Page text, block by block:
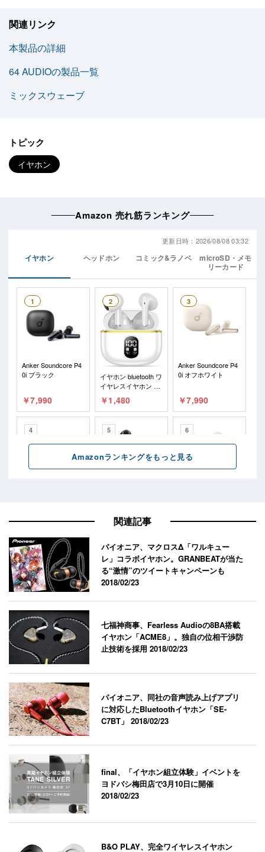
関連リンク
本製品の詳細
64 AUDIOの製品一覧
ミックスウェーブ
トピック
イヤホン
関連記事
パイオニア、マクロスΔ「ワルキュー
レ」コラボイヤホン。GRANBEATが当た
る“激情”のツイートキャンペーンも
2018/02/23
七福神商事、Fearless Audioの8BA搭載
イヤホン「ACME8」。独自の位相干渉防
止技術を採用2018/02/23
パイオニア、同社の音声読み上げアプリ
に対応したBluetoothイヤホン「SE-
C7BT」2018/02/23
final、「イヤホン組立体験」イベントを
ヨドバシ梅田店で3月10日に開催
2018/02/23
B&O PLAY、完全ワイヤレスイヤホン